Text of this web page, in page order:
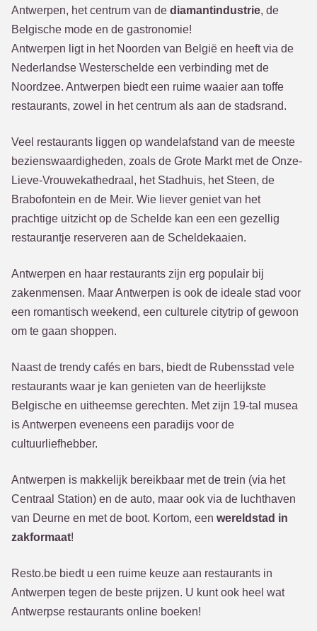
Antwerpen, het centrum van de diamantindustrie, de
Belgische mode en de gastronomie!
Antwerpen ligt in het Noorden van België en heeft via de
Nederlandse Westerschelde een verbinding met de
Noordzee. Antwerpen biedt een ruime waaier aan toffe
restaurants, zowel in het centrum als aan de stadsrand.
Veel restaurants liggen op wandelafstand van de meeste
bezienswaardigheden, zoals de Grote Markt met de Onze-
Lieve-Vrouwekathedraal, het Stadhuis, het Steen, de
Brabofontein en de Meir. Wie liever geniet van het
prachtige uitzicht op de Schelde kan een een gezellig
restaurantje reserveren aan de Scheldekaaien.
Antwerpen en haar restaurants zijn erg populair bij
zakenmensen. Maar Antwerpen is ook de ideale stad voor
een romantisch weekend, een culturele citytrip of gewoon
om te gaan shoppen.
Naast de trendy cafés en bars, biedt de Rubensstad vele
restaurants waar je kan genieten van de heerlijkste
Belgische en uitheemse gerechten. Met zijn 19-tal musea
is Antwerpen eveneens een paradijs voor de
cultuurliefhebber.
Antwerpen is makkelijk bereikbaar met de trein (via het
Centraal Station) en de auto, maar ook via de luchthaven
van Deurne en met de boot. Kortom, een wereldstad in
zakformaat!
Resto.be biedt u een ruime keuze aan restaurants in
Antwerpen tegen de beste prijzen. U kunt ook heel wat
Antwerpse restaurants online boeken!